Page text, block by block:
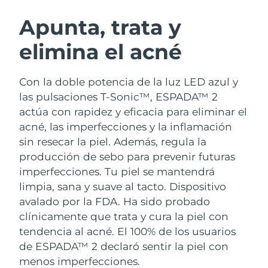
Apunta, trata y
elimina el acné
Con la doble potencia de la luz LED azul y
las pulsaciones T-Sonic™, ESPADA™ 2
actúa con rapidez y eficacia para eliminar el
acné, las imperfecciones y la inflamación
sin resecar la piel. Además, regula la
producción de sebo para prevenir futuras
imperfecciones. Tu piel se mantendrá
limpia, sana y suave al tacto. Dispositivo
avalado por la FDA. Ha sido probado
clínicamente que trata y cura la piel con
tendencia al acné. El 100% de los usuarios
de ESPADA™ 2 declaró sentir la piel con
menos imperfecciones.
LUNA™ 4 pack
Anti-aging massage
LUNA™ 4 Plus
Massage, LED heating
LUNA™ 4 Men
For men, anti-aging massage
BEAR™ 2 pack
Microcurrent toning
BEAR™ 2 go
Microcurrent toning on-the-go
BEAR™ 2 eyes & lips
Microcurrent line smoothing device
Hidratación
UFO™ 3 pack
Deep facial hydration
UFO™ 3 LED
Near-infrared and red light therapy
device
Cuidado bucal
issa™ 4
Hybrid silicone sonic toothbrush
issa™ 4 plus
Smart hybrid silicone sonic toothbrush
TRATAMIENTO ANTIEDAD FAQ™
Antiedad Tratamientos LED
NEW
Austria
Baréin Entrega prevista
Bélgica
Bermudas Entrega prevista
Bosnia y Herzegovina Entrega prevista8/13/26
Brunéi Entrega prevista8/15/26
Bulgaria Entrega prevista8/10/26
Canadá Entrega prevista8/14/26
Chile Entrega prevista8/14/26